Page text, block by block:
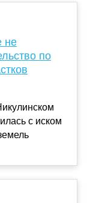
не
по
с иском